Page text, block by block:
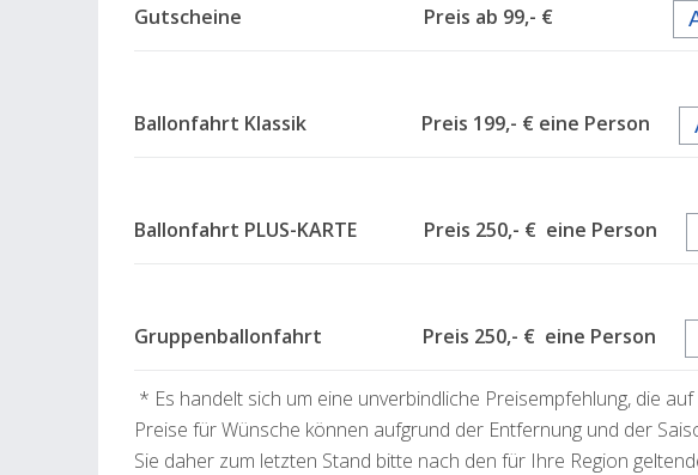
Gutscheine Preis ab 99,- €
Ballonfahrt Klassik Preis 199,- € eine Person
Ballonfahrt PLUS-KARTE Preis 250,- € eine Person
Gruppenballonfahrt Preis 250,- € eine Person
* Es handelt sich um eine unverbindliche Preisempfehlung, die
Preise für Wünsche können aufgrund der Entfernung und der
Sie daher zum letzten Stand bitte nach den für Ihre Region